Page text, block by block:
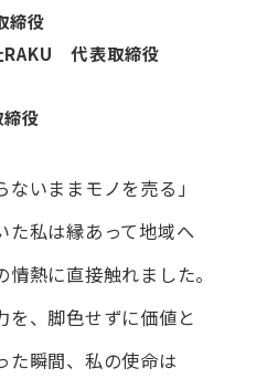
締役
RAKU 代表取締役
役
いまま​モノを​売る」
た​私は縁あって​地域へ​
熱に​直接触れました。
を、​脚色せずに​価値と​
た​瞬間、​私の​使命は​